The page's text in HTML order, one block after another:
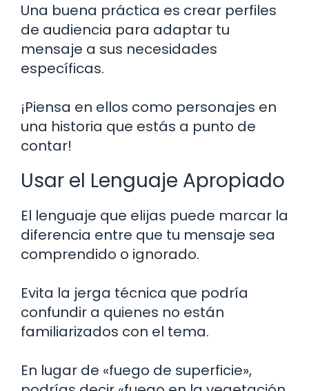
Una buena práctica es crear perfiles
de audiencia para adaptar tu
mensaje a sus necesidades
específicas.
¡Piensa en ellos como personajes en
una historia que estás a punto de
contar!
Usar el Lenguaje Apropiado
El lenguaje que elijas puede marcar la
diferencia entre que tu mensaje sea
comprendido o ignorado.
Evita la jerga técnica que podría
confundir a quienes no están
familiarizados con el tema.
En lugar de «fuego de superficie»,